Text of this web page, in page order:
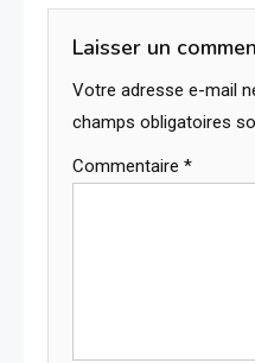
Laisser un
Votre adresse e-mail
champs obligatoires
Commentaire *